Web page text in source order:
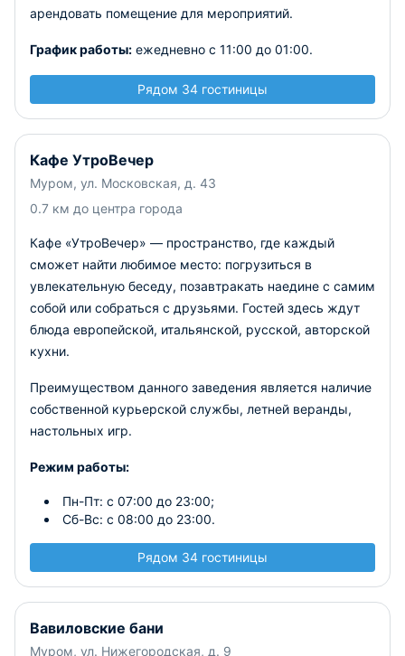
арендовать помещение для мероприятий.
График работы: ежедневно с 11:00 до 01:00.
Рядом 34 гостиницы
Кафе УтроВечер
Муром, ул. Московская, д. 43
0.7 км до центра города
Кафе «УтроВечер» — пространство, где каждый
сможет найти любимое место: погрузиться в
увлекательную беседу, позавтракать наедине с самим
собой или собраться с друзьями. Гостей здесь ждут
блюда европейской, итальянской, русской, авторской
кухни.
Преимуществом данного заведения является наличие
собственной курьерской службы, летней веранды,
настольных игр.
Режим работы:
Пн-Пт: с 07:00 до 23:00;
Сб-Вс: с 08:00 до 23:00.
Рядом 34 гостиницы
Вавиловские бани
Муром, ул. Нижегородская, д. 9